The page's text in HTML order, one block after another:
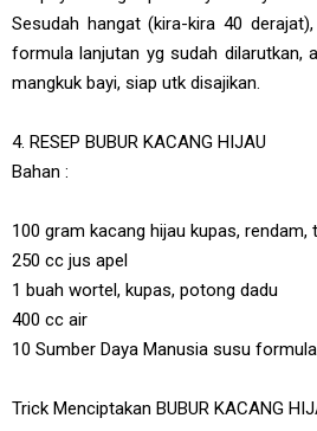
Sesudah hangat (kira-kira 40
formula lanjutan yg sudah dilarutkan,
mangkuk bayi, siap utk disajikan.
4. RESEP BUBUR KACANG HIJAU
Bahan :
100 gram kacang hijau kupas, rendam,
250 cc jus apel
1 buah wortel, kupas, potong dadu
400 cc air
10 Sumber Daya Manusia susu
Trick Menciptakan BUBUR KACANG